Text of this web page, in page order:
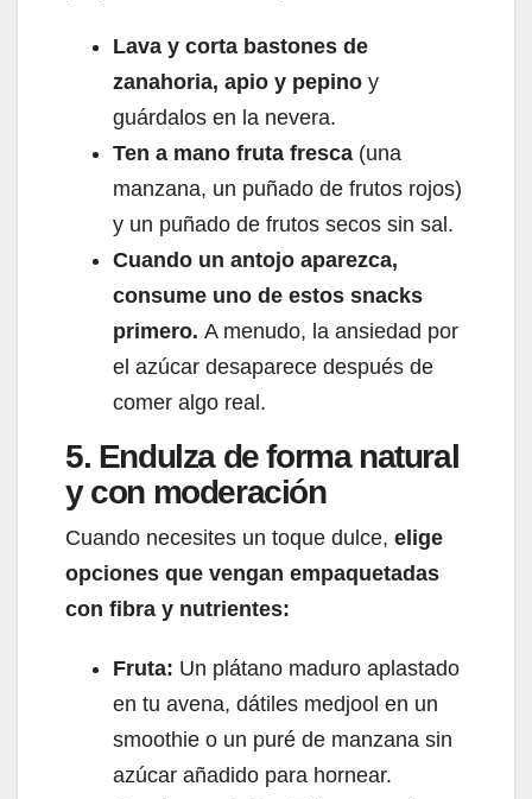
Lava y corta bastones de
zanahoria, apio y pepino y
guárdalos en la nevera.
Ten a mano fruta fresca (una
manzana, un puñado de frutos rojos)
y un puñado de frutos secos sin sal.
Cuando un antojo aparezca,
consume uno de estos snacks
primero. A menudo, la ansiedad por
el azúcar desaparece después de
comer algo real.
5. Endulza de forma natural
y con moderación
Cuando necesites un toque dulce, elige
opciones que vengan empaquetadas
con fibra y nutrientes:
Fruta: Un plátano maduro aplastado
en tu avena, dátiles medjool en un
smoothie o un puré de manzana sin
azúcar añadido para hornear.